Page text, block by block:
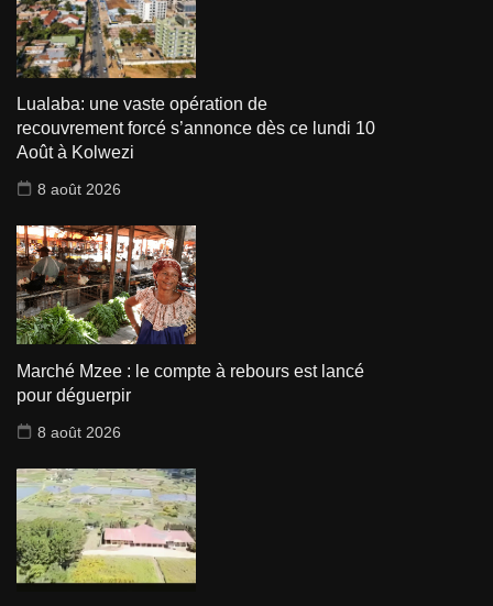
Lualaba: une vaste opération de
recouvrement forcé s’annonce dès ce lundi 10
Août à Kolwezi
8 août 2026
Marché Mzee : le compte à rebours est lancé
pour déguerpir
8 août 2026